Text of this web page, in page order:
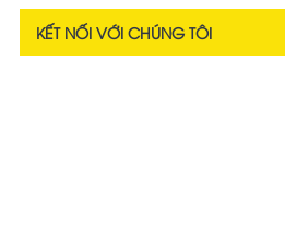
KẾT NỐI VỚI CHÚNG TÔI